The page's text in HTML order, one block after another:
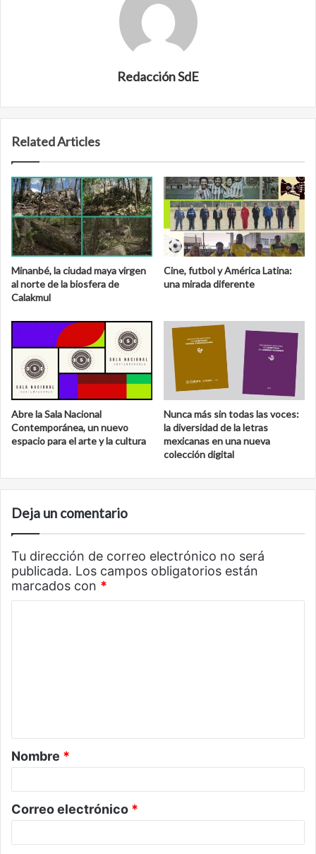
Redacción SdE
Related Articles
Minanbé, la ciudad maya virgen
al norte de la biosfera de
Calakmul
Cine, futbol y América Latina:
una mirada diferente
Abre la Sala Nacional
Contemporánea, un nuevo
espacio para el arte y la cultura
Nunca más sin todas las voces:
la diversidad de la letras
mexicanas en una nueva
colección digital
Deja un comentario
Tu dirección de correo electrónico no será
publicada. Los campos obligatorios están
marcados con *
a
r
o
*
Nombre *
Correo electrónico *